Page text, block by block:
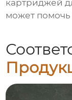
картриджей
может